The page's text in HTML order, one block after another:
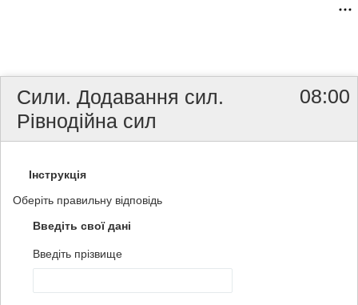
08:00
Сили. Додавання сил.
Рівнодійна сил
Інструкція
Оберіть правильну відповідь
Введіть свої дані
Введіть прізвище